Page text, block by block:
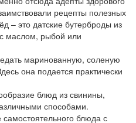
рецепты полезных
– это датские бутерброды из
маслом, рыбой или
маринованную, соленую
она подается практически
блюд из свинины,
способами.
самостоятельного блюда с